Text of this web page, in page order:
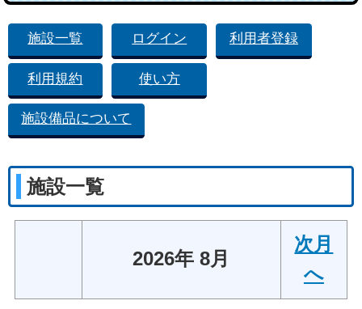
施設一覧 ログイン 利用者登録
利用規約 使い方
施設備品について
施設一覧
2026年 8月
次月
へ